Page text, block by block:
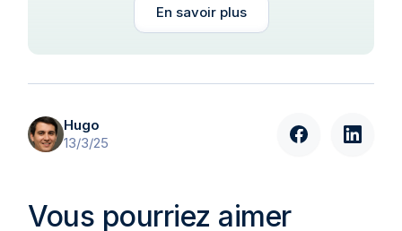
En savoir plus
Hugo
13/3/25
Vous pourriez aimer